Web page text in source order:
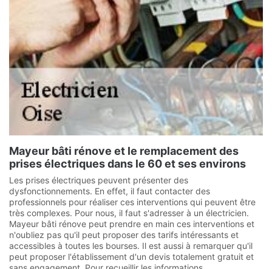
Mayeur bâti rénove et le remplacement des
prises électriques dans le 60 et ses environs
Les prises électriques peuvent présenter des
dysfonctionnements. En effet, il faut contacter des
professionnels pour réaliser ces interventions qui peuvent être
très complexes. Pour nous, il faut s'adresser à un électricien.
Mayeur bâti rénove peut prendre en main ces interventions et
n'oubliez pas qu'il peut proposer des tarifs intéressants et
accessibles à toutes les bourses. Il est aussi à remarquer qu'il
peut proposer l'établissement d'un devis totalement gratuit et